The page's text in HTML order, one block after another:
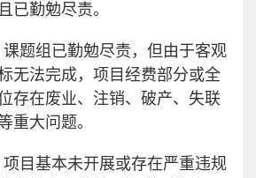
已勤勉尽责。
题组已勤勉尽责，但由于客观
无法完成，项目经费部分或全
存在废业、注销、破产、失联
重大问题。
目基本未开展或存在严重违规